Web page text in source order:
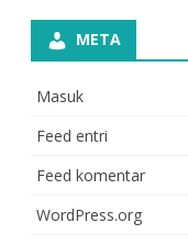
META
Masuk
Feed entri
Feed komentar
WordPress.org